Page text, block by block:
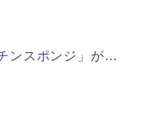
ンスポンジ」が…